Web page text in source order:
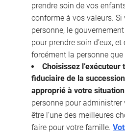
prendre soin de vos
conforme à vos valeurs. Si
personne, le
pour prendre soin d’eux,
forcément la personne
Choisissez
fiduciaire de la
approprié à votre
personne pour
être l’une des meilleures
faire pour votre famille.